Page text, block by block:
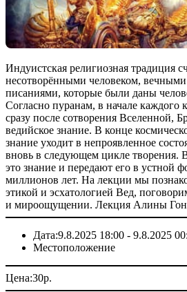
Индуистская религиозная традиция
несотворёнными человеком,
писаниями, которые были даны
Согласно пуранам, в начале каждого
сразу после сотворения Вселенной,
ведийское знание. В конце
знание уходит в непроявленное
вновь в следующем цикле творения.
это знание и передают его в устной
миллионов лет. На лекции мы
этикой и эсхатологией Вед,
и мироощущении. Лекция Алины
Дата:9.8.2025 18:00 - 9.8.2025
Местоположение
Цена:30p.